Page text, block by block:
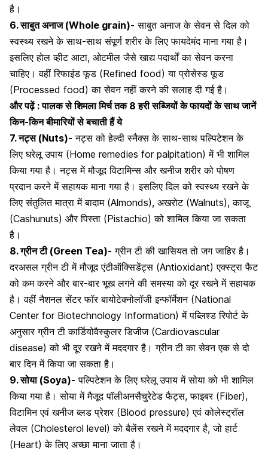
है।
6. साबुत अनाज (Whole grain)- साबुत अनाज के सेवन से दिल को
स्वस्थ्य रखने के साथ-साथ संपूर्ण शरीर के लिए फायदेमंद माना गया है।
इसलिए होल व्हीट आटा, ओटमील जैसे खाद्य पदार्थों का सेवन करना
चाहिए। वहीं रिफाइंड फूड (Refined food) याप्रोसेस्ड फूड
(Processed food) का सेवन नहीं करने की सलाह दी गई है।
और पढ़ें :पालक से शिमला मिर्च तक 8 हरी सब्जियों के फायदों के साथ जानें
किन-किन बीमारियों से बचाती हैं ये
7. नट्स (Nuts)- नट्स को हेल्दी स्नैक्स के साथ-साथ पल्पिटेशन के
लिए घरेलू उपाय (Home remedies for palpitation) में भी शामिल
किया गया है। नट्स में मौजूद विटामिन्स और खनीज शरीर को पोषण
प्रदान करने में सहायक माना गया है। इसलिए दिल को स्वस्थ्य रखने के
लिए संतुलित मात्रा में बादाम (Almonds), अखरोट(Walnuts), काजू
(Cashunuts) और पिस्ता (Pistachio) को शामिल किया जा सकता
है।
8. ग्रीन टी (Green Tea)- ग्रीन टी की खासियत तो जग जाहिर है।
दरअसल ग्रीन टी में मौजूद एंटीऑक्सिडेंट्स (Antioxidant) एक्स्ट्रा फैट
को कम करने और बार-बार भूख लगने की समस्या को दूर रखने में सहायक
है। वहीं नैशनल सेंटर फॉर बायोटेक्नोलॉजी इन्फॉर्मेशन (National
Center for Biotechnology Information) में पब्लिश्ड रिपोर्ट के
अनुसार ग्रीन टी कार्डियोवैस्कुलर डिजीज (Cardiovascular
disease) को भी दूर रखने में मददगार है। ग्रीन टी का सेवन एक से दो
बार दिन में किया जा सकता है।
9. सोया (Soya)- पल्पिटेशन के लिए घरेलू उपाय में सोया को भी शामिल
किया गया है। सोया में मैजूद पॉलीअनसैचुरेटेड फैट्स, फाइबर (Fiber),
विटामिन एवं खनीज ब्लड प्रेशर (Blood pressure) एवं कोलेस्ट्रॉल
लेवल (Cholesterol level) को बैलेंस रखने में मददगार है, जो हार्ट
(Heart) के लिए अच्छा माना जाता है।